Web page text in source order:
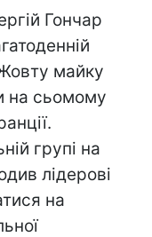
Гончар
майку
на сьомому
групі на
лідерові
на